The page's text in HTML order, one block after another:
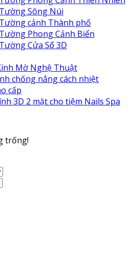
Sông Núi
cảnh Thành phố
Phong Cảnh Biển
Cửa Sổ 3D
Mờ Nghệ Thuật
chống nắng cách nhiệt
cấp
3D 2 mặt cho tiệm Nails Spa
trống!